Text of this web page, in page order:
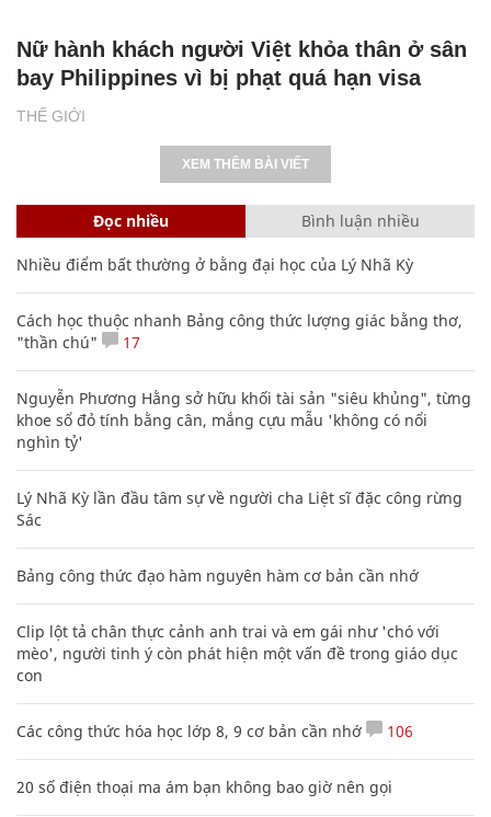
THẾ GIỚI
Nữ hành khách người Việt khỏa thân ở sân
bay Philippines vì bị phạt quá hạn visa
XEM THÊM BÀI VIẾT
Đọc nhiều Bình luận nhiều
Nhiều điểm bất thường ở bằng đại học của Lý Nhã Kỳ
Cách học thuộc nhanh Bảng công thức lượng giác bằng thơ,
"thần chú"
17
Nguyễn Phương Hằng sở hữu khối tài sản "siêu khủng", từng
khoe sổ đỏ tính bằng cân, mắng cựu mẫu 'không có nổi
nghìn tỷ'
Lý Nhã Kỳ lần đầu tâm sự về người cha Liệt sĩ đặc công rừng
Sác
Bảng công thức đạo hàm nguyên hàm cơ bản cần nhớ
Clip lột tả chân thực cảnh anh trai và em gái như 'chó với
mèo', người tinh ý còn phát hiện một vấn đề trong giáo dục
con
Các công thức hóa học lớp 8, 9 cơ bản cần nhớ 106
20 số điện thoại ma ám bạn không bao giờ nên gọi